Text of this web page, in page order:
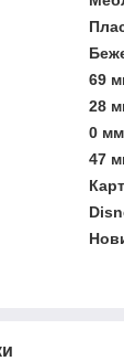
69
28
0 мм
47